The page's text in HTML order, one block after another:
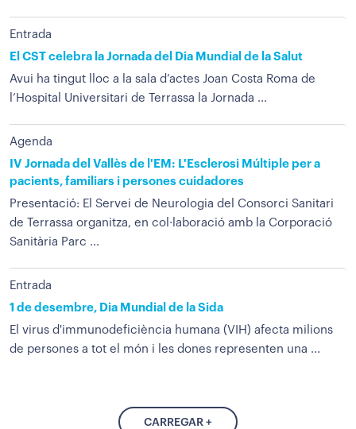
Entrada
El CST celebra la Jornada del Dia Mundial de la Salut
Avui ha tingut lloc a la sala d’actes Joan Costa Roma de
l’Hospital Universitari de Terrassa la Jornada ...
Agenda
IV Jornada del Vallès de l'EM: L'Esclerosi Múltiple per a
pacients, familiars i persones cuidadores
Presentació: El Servei de Neurologia del Consorci Sanitari
de Terrassa organitza, en col·laboració amb la Corporació
Sanitària Parc ...
Entrada
1 de desembre, Dia Mundial de la Sida
El virus d'immunodeficiència humana (VIH) afecta milions
de persones a tot el món i les dones representen una ...
CARREGAR +